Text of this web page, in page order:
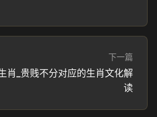
下一篇
肖_贵贱不分对应的生肖文化解
读